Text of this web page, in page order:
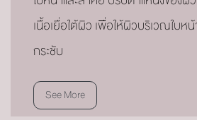
เนื้อเยื่อใต้ผิว เพื่อให้ผิวบริเวณใบ
กระชับ
See More